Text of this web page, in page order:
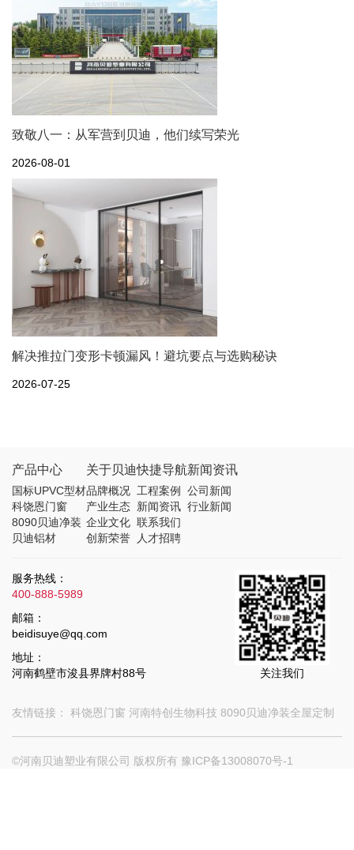
致敬八一：从军营到贝迪，他们续写荣光
2026-08-01
解决推拉门变形卡顿漏风！避坑要点与选购秘诀
2026-07-25
产品中心
国标UPVC型材
科饶恩门窗
8090贝迪净装
贝迪铝材
关于贝迪
品牌概况
产业生态
企业文化
创新荣誉
快捷导航
工程案例
新闻资讯
联系我们
人才招聘
新闻资讯
公司新闻
行业新闻
服务热线：
400-888-5989
邮箱：
beidisuye@qq.com
地址：
河南鹤壁市浚县界牌村88号
关注我们
友情链接： 科饶恩门窗 河南特创生物科技 8090贝迪净装全屋定制
©河南贝迪塑业有限公司 版权所有 豫ICP备13008070号-1